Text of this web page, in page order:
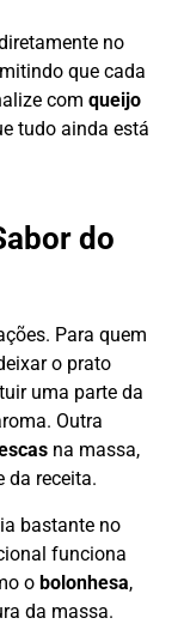
no
que cada
com queijo
tudo ainda está
do
Para quem
o prato
uma parte da
Outra
na massa,
da receita.
bastante no
funciona
o bolonhesa,
da massa.